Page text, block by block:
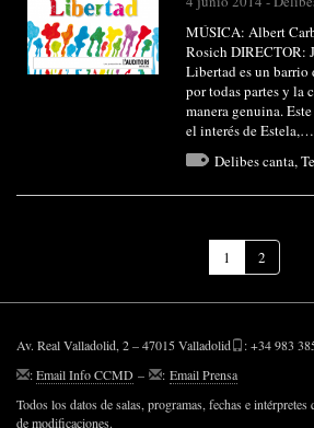
MÚSICA: Albert
Rosich DIRECTOR:
Libertad es un barrio
por todas partes y la
manera genuina.
el interés de Estela,…
Delibes canta,
1
(Página
actual)
2
Av. Real Valladolid, 2 – 47015 Valladolid
: +34 983
:Email Info CCMD – : Email Prensa
Todos los datos de salas, programas, fechas e intérpretes
de modificaciones.